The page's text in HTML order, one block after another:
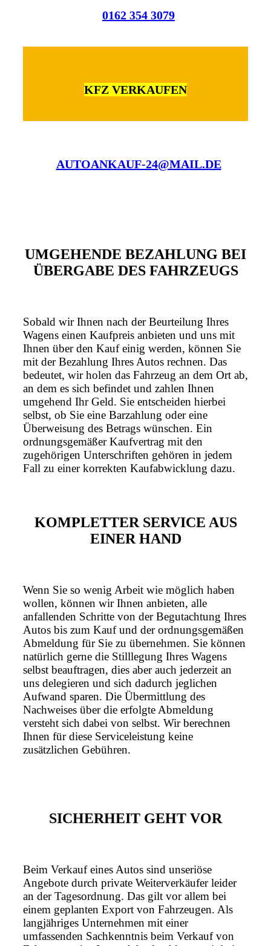
0162 354 3079
KFZ VERKAUFEN
AUTOANKAUF-24@MAIL.DE
UMGEHENDE BEZAHLUNG BEI
ÜBERGABE DES FAHRZEUGS
Sobald wir Ihnen nach der Beurteilung Ihres
Wagens einen Kaufpreis anbieten und uns mit
Ihnen über den Kauf einig werden, können Sie
mit der Bezahlung Ihres Autos rechnen. Das
bedeutet, wir holen das Fahrzeug an dem Ort ab,
an dem es sich befindet und zahlen Ihnen
umgehend Ihr Geld. Sie entscheiden hierbei
selbst, ob Sie eine Barzahlung oder eine
Überweisung des Betrags wünschen. Ein
ordnungsgemäßer Kaufvertrag mit den
zugehörigen Unterschriften gehören in jedem
Fall zu einer korrekten Kaufabwicklung dazu.
KOMPLETTER SERVICE AUS
EINER HAND
Wenn Sie so wenig Arbeit wie möglich haben
wollen, können wir Ihnen anbieten, alle
anfallenden Schritte von der Begutachtung Ihres
Autos bis zum Kauf und der ordnungsgemäßen
Abmeldung für Sie zu übernehmen. Sie können
natürlich gerne die Stilllegung Ihres Wagens
selbst beauftragen, dies aber auch jederzeit an
uns delegieren und sich dadurch jeglichen
Aufwand sparen. Die Übermittlung des
Nachweises über die erfolgte Abmeldung
versteht sich dabei von selbst. Wir berechnen
Ihnen für diese Serviceleistung keine
zusätzlichen Gebühren.
SICHERHEIT GEHT VOR
Beim Verkauf eines Autos sind unseriöse
Angebote durch private Weiterverkäufer leider
an der Tagesordnung. Das gilt vor allem bei
einem geplanten Export von Fahrzeugen. Als
langjähriges Unternehmen mit einer
umfassenden Sachkenntnis beim Verkauf von